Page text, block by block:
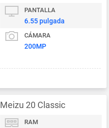
PANTALLA
6.55 pulgada
CÁMARA
200MP
Meizu 20 Classic
RAM